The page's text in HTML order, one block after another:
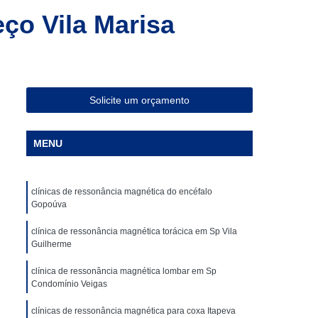
em São Paulo
Clínica para Angiotomografia
para Fazer Tomografia Computadorizada
Total com Contraste
Clínica para Tomografia de Articulações
Clínica Particular para Fazer Tomografia
Clínica de Exames de Imagem
para Exame de Tomografia do Tórax
Tomografia Abdominal
Vila Marisa
Solicite um orçamento
MENU
clínicas de ressonância magnética do encéfalo
Gopoúva
clínica de ressonância magnética torácica em Sp Vila
Guilherme
clínica de ressonância magnética lombar em Sp
Condomínio Veigas
clínicas de ressonância magnética para coxa Itapeva